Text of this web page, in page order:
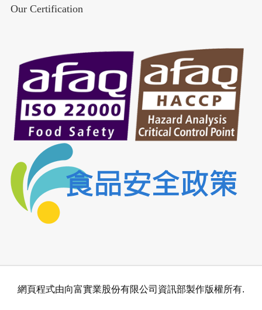
Our Certification
網頁程式由向富實業股份有限公司資訊部製作版權所有.